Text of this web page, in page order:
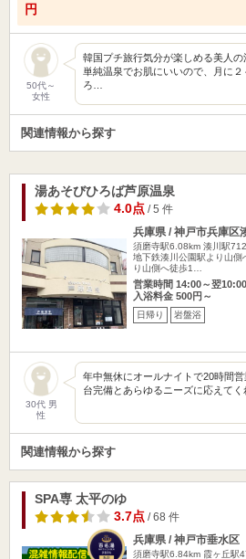
円
50代～
女性
韓国プチ旅行気分が楽しめる美人
単純温泉でお肌にいいので、月に
ろ…
関連情報から探す
湯あそびひろば芦原温泉
4.0点/ 5 件
兵庫県 / 神戸市兵庫区
須磨寺駅6.08km 湊川駅
地下鉄湊川公園駅より山側
り山側へ徒歩1…
営業時間 14:00～翌10:00
入浴料金 500円～
日帰り 岩盤浴
30代 男
性
年中無休にオールナイトで20時間
台完備とあらゆるニーズに応えて
関連情報から探す
SPA専 太平のゆ
3.7点/ 68 件
兵庫県 / 神戸市垂水区
須磨寺駅6.84km 霞ヶ丘駅